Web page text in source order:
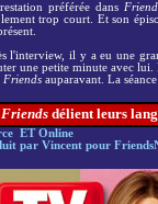
préférée dans
trop court. Et son
l'interview, il y a eu une
une petite minute avec
Friendsauparavant. La
Friendsdélient leurs
ET Online
par Vincent pour